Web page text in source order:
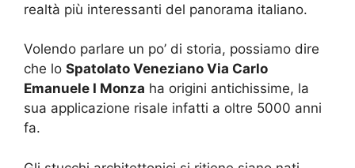
realtà più interessanti del panorama italiano.
Volendo parlare un po’ di storia, possiamo dire
che lo Spatolato Veneziano Via Carlo
Emanuele I Monza ha origini antichissime, la
sua applicazione risale infatti a oltre 5000 anni
fa.